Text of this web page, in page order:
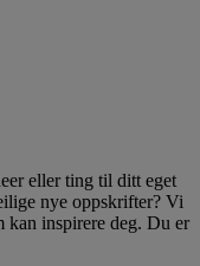
eller ting til ditt eget
nye oppskrifter? Vi
kan inspirere deg. Du er